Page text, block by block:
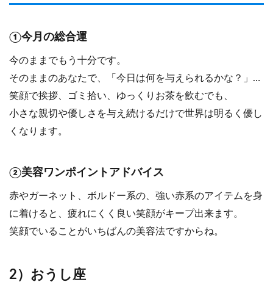
①今月の総合運
今のままでもう十分です。
そのままのあなたで、「今日は何を与えられるかな？」…
笑顔で挨拶、ゴミ拾い、ゆっくりお茶を飲むでも、
小さな親切や優しさを与え続けるだけで世界は明るく優し
くなります。
②美容ワンポイントアドバイス
赤やガーネット、ボルドー系の、強い赤系のアイテムを身
に着けると、疲れにくく良い笑顔がキープ出来ます。
笑顔でいることがいちばんの美容法ですからね。
2）おうし座